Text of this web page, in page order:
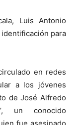
Luis Antonio
para
en redes
a los jóvenes
de José Alfredo
un conocido